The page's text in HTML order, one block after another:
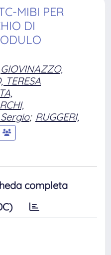
MIBI PER
DI
GIOVINAZZO,
TERESA
; RUGGERI,
completa